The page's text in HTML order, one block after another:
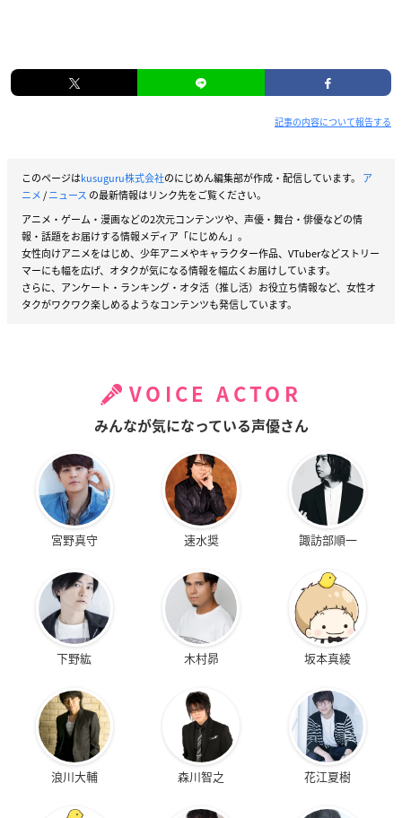
記事の内容について報告する
このページはkusuguru株式会社のにじめん編集部が作成・配信しています。 ア
ニメ/ニュース の最新情報はリンク先をご覧ください。
アニメ・ゲーム・漫画などの2次元コンテンツや、声優・舞台・俳優などの情
報・話題をお届けする情報メディア「にじめん」。
女性向けアニメをはじめ、少年アニメやキャラクター作品、VTuberなどストリー
マーにも幅を広げ、オタクが気になる情報を幅広くお届けしています。
さらに、アンケート・ランキング・オタ活（推し活）お役立ち情報など、女性オ
タクがワクワク楽しめるようなコンテンツも発信しています。
VOICE ACTOR
みんなが気になっている声優さん
宮野真守 速水奨 諏訪部順一
下野紘 木村昴 坂本真綾
浪川大輔 森川智之 花江夏樹